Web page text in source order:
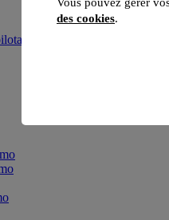
du bâtiment
Vous pouvez gérer
des cookies.